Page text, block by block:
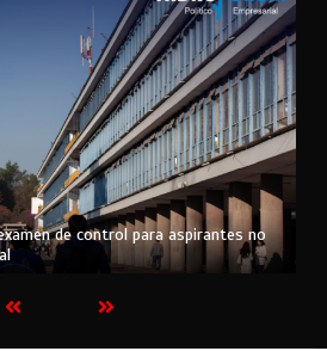
de control para aspirantes no